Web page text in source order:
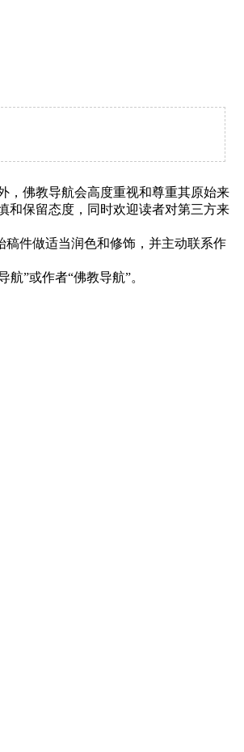
，佛教导航会高度重视和尊重其原始来
和保留态度，同时欢迎读者对第三方来
件做适当润色和修饰，并主动联系作
”或作者“佛教导航”。